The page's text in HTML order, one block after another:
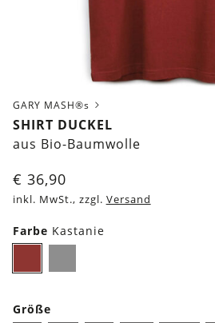
GARY MASH®s
SHIRT DUCKEL
aus Bio-Baumwolle
€ 36,90
inkl. MwSt., zzgl. Versand
Farbe Kastanie
Größe